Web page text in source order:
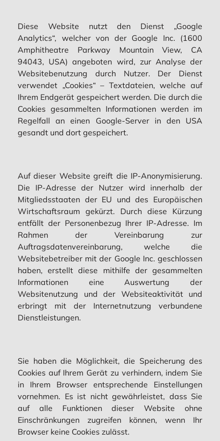
Diese Website nutzt den Dienst „Google
Analytics“, welcher von der Google Inc. (1600
Amphitheatre Parkway Mountain View, CA
94043, USA) angeboten wird, zur Analyse der
Websitebenutzung durch Nutzer. Der Dienst
verwendet „Cookies“ – Textdateien, welche auf
Ihrem Endgerät gespeichert werden. Die durch die
Cookies gesammelten Informationen werden im
Regelfall an einen Google-Server in den USA
gesandt und dort gespeichert.
Auf dieser Website greift die IP-Anonymisierung.
Die IP-Adresse der Nutzer wird innerhalb der
Mitgliedsstaaten der EU und des Europäischen
Wirtschaftsraum gekürzt. Durch diese Kürzung
entfällt der Personenbezug Ihrer IP-Adresse. Im
Rahmen der Vereinbarung zur
Auftragsdatenvereinbarung, welche die
Websitebetreiber mit der Google Inc. geschlossen
haben, erstellt diese mithilfe der gesammelten
Informationen eine Auswertung der
Websitenutzung und der Websiteaktivität und
erbringt mit der Internetnutzung verbundene
Dienstleistungen.
Sie haben die Möglichkeit, die Speicherung des
Cookies auf Ihrem Gerät zu verhindern, indem Sie
in Ihrem Browser entsprechende Einstellungen
vornehmen. Es ist nicht gewährleistet, dass Sie
auf alle Funktionen dieser Website ohne
Einschränkungen zugreifen können, wenn Ihr
Browser keine Cookies zulässt.